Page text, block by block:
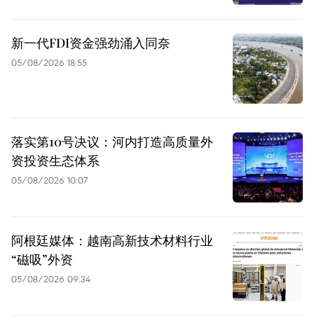
新一代FDI资金强劲涌入同奈
05/08/2026 18:55
落实第10号决议：河内打造高质量外
资投资生态体系
05/08/2026 10:07
阿根廷媒体：越南高新技术材料行业
“磁吸”外资
05/08/2026 09:34